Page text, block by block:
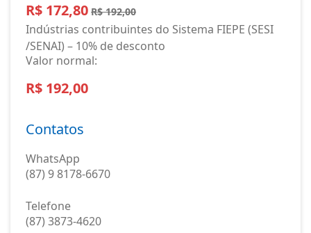
R$ 172,80 R$ 192,00
Indústrias contribuintes do Sistema FIEPE (SESI
/SENAI) – 10% de desconto
Valor normal:
R$ 192,00
Contatos
WhatsApp
(87) 9 8178-6670
Telefone
(87) 3873-4620